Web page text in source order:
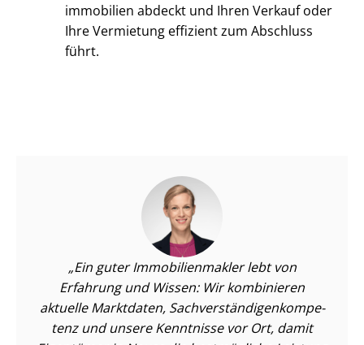
im­mo­bi­li­en abdeckt und Ihren Verkauf oder
Ihre Vermietung effizient zum Abschluss
führt.
Ein guter Im­mo­bi­li­en­mak­ler lebt von
Erfahrung und Wissen: Wir kombinieren
aktuelle Marktdaten, Sach­ver­stän­di­gen­kom­pe­
tenz und unsere Kenntnisse vor Ort, damit